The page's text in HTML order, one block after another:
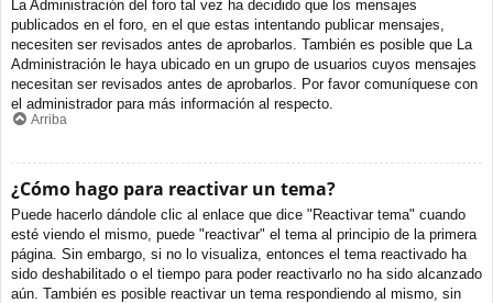
La Administración del foro tal vez ha decidido que los mensajes
publicados en el foro, en el que estas intentando publicar mensajes,
necesiten ser revisados antes de aprobarlos. También es posible que La
Administración le haya ubicado en un grupo de usuarios cuyos mensajes
necesitan ser revisados antes de aprobarlos. Por favor comuníquese con
el administrador para más información al respecto.
Arriba
¿Cómo hago para reactivar un tema?
Puede hacerlo dándole clic al enlace que dice "Reactivar tema" cuando
esté viendo el mismo, puede "reactivar" el tema al principio de la primera
página. Sin embargo, si no lo visualiza, entonces el tema reactivado ha
sido deshabilitado o el tiempo para poder reactivarlo no ha sido alcanzado
aún. También es posible reactivar un tema respondiendo al mismo, sin